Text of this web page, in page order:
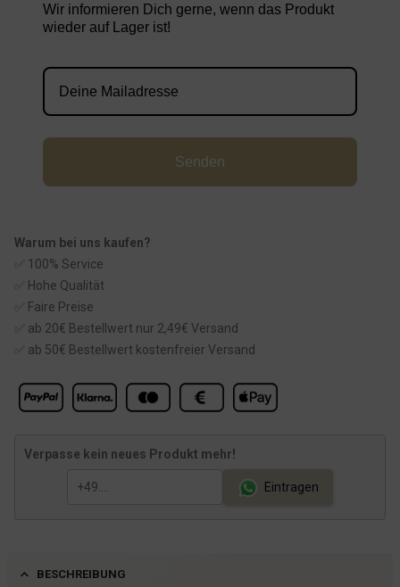
Wir informieren Dich gerne, wenn das Produkt
wieder auf Lager ist!
Senden
Warum bei uns kaufen?
✅ 100% Service
✅ Hohe Qualität
✅ Faire Preise
✅ ab 20€ Bestellwert nur 2,49€ Versand
✅ ab 50€ Bestellwert kostenfreier Versand
Verpasse kein neues Produkt mehr!
Eintragen
BESCHREIBUNG